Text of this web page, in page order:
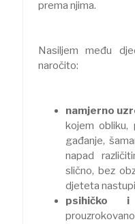
prema njima.
Nasiljem među
naročito:
namjerno
kojem obliku,
gađanje,
napad
slično, bez
djeteta
psihičko i